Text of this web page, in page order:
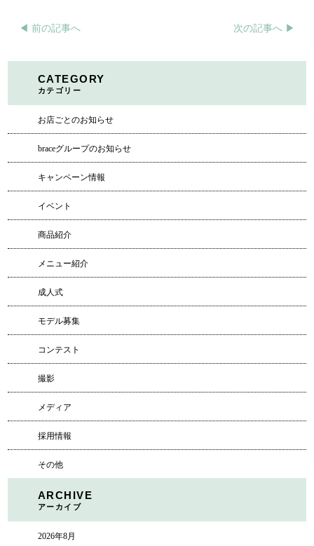
◀︎ 前の記事へ 次の記事へ ▶︎
CATEGORY
カテゴリー
お店ごとのお知らせ
braceグループのお知らせ
キャンペーン情報
イベント
商品紹介
メニュー紹介
成人式
モデル募集
コンテスト
撮影
メディア
採用情報
その他
ARCHIVE
アーカイブ
2026年8月